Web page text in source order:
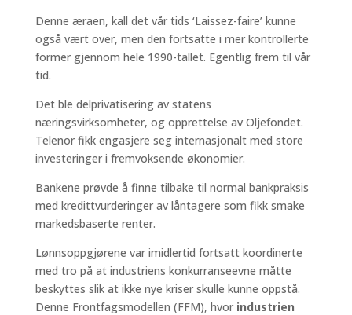
Denne æraen, kall det vår tids ‘Laissez-faire’ kunne
også vært over, men den fortsatte i mer kontrollerte
former gjennom hele 1990-tallet. Egentlig frem til vår
tid.
Det ble delprivatisering av statens
næringsvirksomheter, og opprettelse av Oljefondet.
Telenor fikk engasjere seg internasjonalt med store
investeringer i fremvoksende økonomier.
Bankene prøvde å finne tilbake til normal bankpraksis
med kredittvurderinger av låntagere som fikk smake
markedsbaserte renter.
Lønnsoppgjørene var imidlertid fortsatt koordinerte
med tro på at industriens konkurranseevne måtte
beskyttes slik at ikke nye kriser skulle kunne oppstå.
Denne Frontfagsmodellen (FFM), hvor industrien